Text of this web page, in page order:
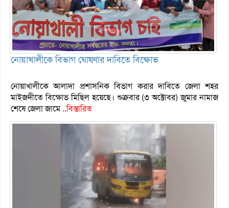
নোয়াখালীকে বিভাগ ঘোষণার দাবিতে বিক্ষোভ
নোয়াখালীকে আলাদা প্রশাসনিক বিভাগ করার দাবিতে জেলা শহর
মাইজদীতে বিক্ষোভ মিছিল হয়েছে। শুক্রবার (৩ অক্টোবর) জুমার নামাজ
শেষে জেলা জামে..বিস্তারিত